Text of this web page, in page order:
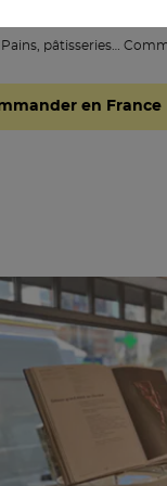
Pains, pâtisseries…
en France